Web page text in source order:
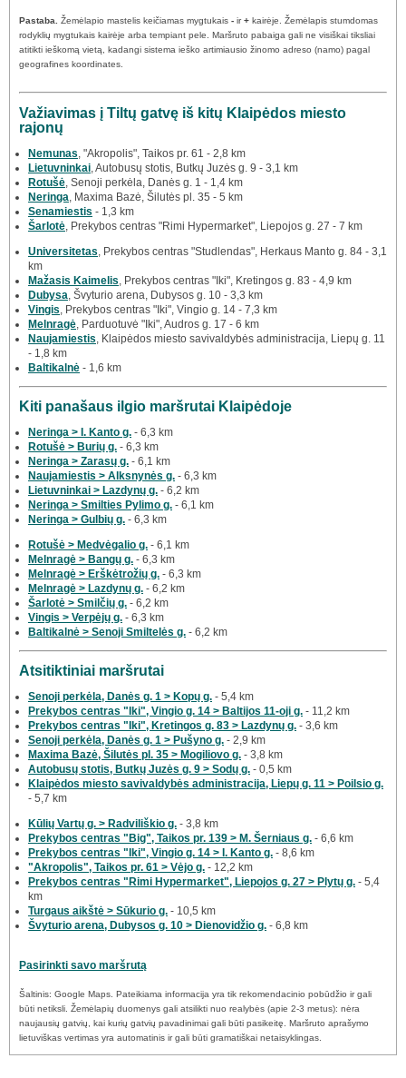
Pastaba. Žemėlapio mastelis keičiamas mygtukais - ir+ kairėje. Žemėlapis stumdomas
rodyklių mygtukais kairėje arba tempiant pele. Maršruto pabaiga gali ne visiškai tiksliai
atitikti ieškomą vietą, kadangi sistema ieško artimiausio žinomo adreso (namo) pagal
geografines koordinates.
Važiavimas į Tiltų gatvę iš kitų Klaipėdos miesto
rajonų
Nemunas , "Akropolis", Taikos pr. 61 - 2,8 km
Lietuvninkai , Autobusų stotis, Butkų Juzės g. 9 - 3,1 km
Rotušė , Senoji perkėla, Danės g. 1 - 1,4 km
Neringa , Maxima Bazė, Šilutės pl. 35 - 5 km
Senamiestis - 1,3 km
Šarlotė , Prekybos centras "Rimi Hypermarket", Liepojos g. 27 - 7 km
Universitetas , Prekybos centras "Studlendas", Herkaus Manto g. 84 - 3,1
km
Mažasis Kaimelis , Prekybos centras "Iki", Kretingos g. 83 - 4,9 km
Dubysa , Švyturio arena, Dubysos g. 10 - 3,3 km
Vingis , Prekybos centras "Iki", Vingio g. 14 - 7,3 km
Melnragė , Parduotuvė "Iki", Audros g. 17 - 6 km
Naujamiestis , Klaipėdos miesto savivaldybės administracija, Liepų g. 11
- 1,8 km
Baltikalnė - 1,6 km
Kiti panašaus ilgio maršrutai Klaipėdoje
Neringa > I. Kanto g. - 6,3 km
Rotušė > Burių g. - 6,3 km
Neringa > Zarasų g. - 6,1 km
Naujamiestis > Alksnynės g. - 6,3 km
Lietuvninkai > Lazdynų g. - 6,2 km
Neringa > Smilties Pylimo g. - 6,1 km
Neringa > Gulbių g. - 6,3 km
Rotušė > Medvėgalio g. - 6,1 km
Melnragė > Bangų g. - 6,3 km
Melnragė > Erškėtrožių g. - 6,3 km
Melnragė > Lazdynų g. - 6,2 km
Šarlotė > Smilčių g. - 6,2 km
Vingis > Verpėjų g. - 6,3 km
Baltikalnė > Senoji Smiltelės g. - 6,2 km
Atsitiktiniai maršrutai
Senoji perkėla, Danės g. 1 > Kopų g. - 5,4 km
Prekybos centras "Iki", Vingio g. 14 > Baltijos 11-oji g. - 11,2 km
Prekybos centras "Iki", Kretingos g. 83 > Lazdynų g. - 3,6 km
Senoji perkėla, Danės g. 1 > Pušyno g. - 2,9 km
Maxima Bazė, Šilutės pl. 35 > Mogiliovo g. - 3,8 km
Autobusų stotis, Butkų Juzės g. 9 > Sodų g. - 0,5 km
Klaipėdos miesto savivaldybės administracija, Liepų g. 11 > Poilsio g.
- 5,7 km
Kūlių Vartų g. > Radviliškio g. - 3,8 km
Prekybos centras "Big", Taikos pr. 139 > M. Šerniaus g. - 6,6 km
Prekybos centras "Iki", Vingio g. 14 > I. Kanto g. - 8,6 km
"Akropolis", Taikos pr. 61 > Vėjo g. - 12,2 km
Prekybos centras "Rimi Hypermarket", Liepojos g. 27 > Plytų g. - 5,4
km
Turgaus aikštė > Sūkurio g. - 10,5 km
Švyturio arena, Dubysos g. 10 > Dienovidžio g. - 6,8 km
Pasirinkti savo maršrutą
Šaltinis: Google Maps. Pateikiama informacija yra tik rekomendacinio pobūdžio ir gali
būti netiksli. Žemėlapių duomenys gali atsilikti nuo realybės (apie 2-3 metus): nėra
naujausių gatvių, kai kurių gatvių pavadinimai gali būti pasikeitę. Maršruto aprašymo
lietuviškas vertimas yra automatinis ir gali būti gramatiškai netaisyklingas.